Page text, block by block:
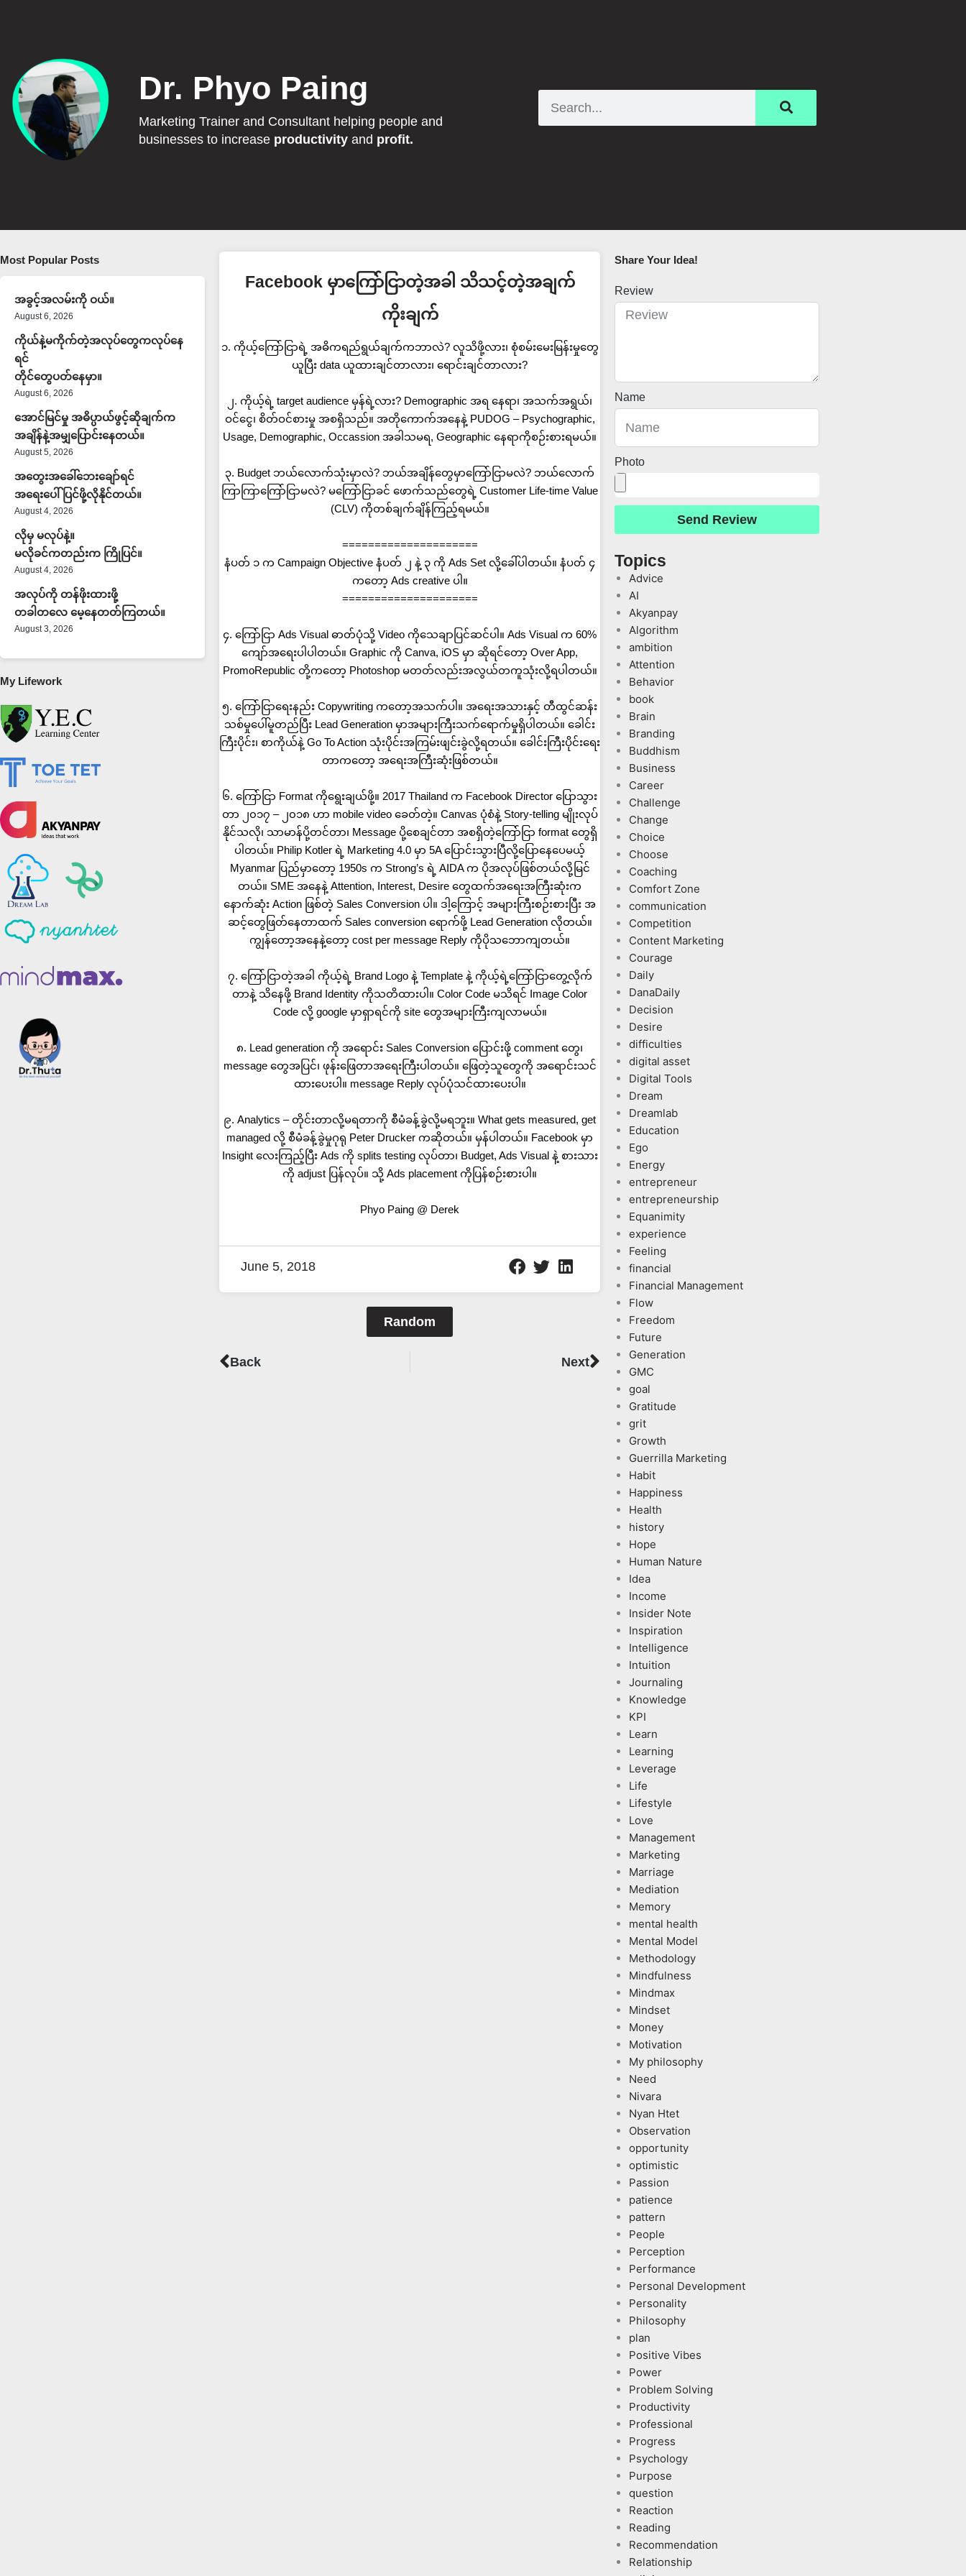
Dr. Phyo Paing
Marketing Trainer and Consultant helping people and
businesses to increase productivityand profit.
Most Popular Posts
အခွင့်အလမ်းကို ဝယ်။
August 6, 2026
ကိုယ်နဲ့မကိုက်တဲ့အလုပ်တွေကလုပ်နေ
ရင်
တိုင်တွေပတ်နေမှာ။
August 6, 2026
အောင်မြင်မှု အဓိပ္ပာယ်ဖွင့်ဆိုချက်က
အချိန်နဲ့အမျှပြောင်းနေတယ်။
August 5, 2026
အတွေးအခေါ်ဘေးချော်ရင်
အရေးပေါ်ပြင်ဖို့လိုနိုင်တယ်။
August 4, 2026
လိုမှ မလုပ်နဲ့။
မလိုခင်ကတည်းက ကြိုပြင်။
August 4, 2026
အလုပ်ကို တန်ဖိုးထားဖို့
တခါတလေ မေ့နေတတ်ကြတယ်။
August 3, 2026
My Lifework
Facebook မှာကြော်ငြာတဲ့အခါ သိသင့်တဲ့အချက်
ကိုးချက်
၁. ကိုယ့်ကြော်ငြာရဲ့ အဓိကရည်ရွယ်ချက်ကဘာလဲ? လူသိဖို့လား၊ စုံစမ်းမေးမြန်းမှုတွေ
ယူပြီး data ယူထားချင်တာလား၊ ရောင်းချင်တာလား?
၂. ကိုယ့်ရဲ့ target audience မှန်ရဲ့လား? Demographic အရ နေရာ၊ အသက်အရွယ်၊
ဝင်ငွေ၊ စိတ်ဝင်စားမှု အစရှိသည်။ အတိုကောက်အနေနဲ့ PUDOG – Psychographic,
Usage, Demographic, Occassion အခါသမရ, Geographic နေရာကိုစဉ်းစားရမယ်။
၃. Budget ဘယ်လောက်သုံးမှာလဲ? ဘယ်အချိန်တွေမှာကြော်ငြာမလဲ? ဘယ်လောက်
ကြာကြာကြော်ငြာမလဲ? မကြော်ငြာခင် ဖောက်သည်တွေရဲ့ Customer Life-time Value
(CLV) ကိုတစ်ချက်ချိန်ကြည့်ရမယ်။
=====================
နံပတ် ၁ က Campaign Objective နံပတ် ၂ နဲ့ ၃ ကို Ads Set လို့ခေါ်ပါတယ်။ နံပတ် ၄
ကတော့ Ads creative ပါ။
=====================
၄. ကြော်ငြာ Ads Visual ဓာတ်ပုံသို့ Video ကိုသေချာပြင်ဆင်ပါ။ Ads Visual က 60%
ကျော်အရေးပါပါတယ်။ Graphic ကို Canva, iOS မှာ ဆိုရင်တော့ Over App,
PromoRepublic တို့ကတော့ Photoshop မတတ်လည်းအလွယ်တကူသုံးလို့ရပါတယ်။
၅. ကြော်ငြာရေးနည်း Copywriting ကတော့အသက်ပါ။ အရေးအသားနှင့် တီထွင်ဆန်း
သစ်မှုပေါ်မူတည်ပြီး Lead Generation မှာအများကြီးသက်ရောက်မှုရှိပါတယ်။ ခေါင်း
ကြီးပိုင်း၊ စာကိုယ်နဲ့ Go To Action သုံးပိုင်းအကြမ်းဖျင်းခွဲလို့ရတယ်။ ခေါင်းကြီးပိုင်းရေး
တာကတော့ အရေးအကြီးဆုံးဖြစ်တယ်။
၆. ကြော်ငြာ Format ကိုရွေးချယ်ဖို့။ 2017 Thailand က Facebook Director ပြောသွား
တာ ၂၀၁၇ – ၂၀၁၈ ဟာ mobile video ခေတ်တဲ့။ Canvas ပုံစံနဲ့ Story-telling မျိုးလုပ်
နိုင်သလို၊ သာမာန်ပို့တင်တာ၊ Message ပို့စေချင်တာ အစရှိတဲ့ကြော်ငြာ format တွေရှိ
ပါတယ်။ Philip Kotler ရဲ့ Marketing 4.0 မှာ 5A ပြောင်းသွားပြီလို့ပြောနေပေမယ့်
Myanmar ပြည်မှာတော့ 1950s က Strong’s ရဲ့ AIDA က ပိုအလုပ်ဖြစ်တယ်လို့မြင်
တယ်။ SME အနေနဲ့ Attention, Interest, Desire တွေထက်အရေးအကြီးဆုံးက
နောက်ဆုံး Action ဖြစ်တဲ့ Sales Conversion ပါ။ ဒါ့ကြောင့် အများကြီးစဉ်းစားပြီး အ
ဆင့်တွေဖြတ်နေတာထက် Sales conversion ရောက်ဖို့ Lead Generation လိုတယ်။
ကျွန်တော့အနေနဲ့တော့ cost per message Reply ကိုပိုသဘောကျတယ်။
၇. ကြော်ငြာတဲ့အခါ ကိုယ့်ရဲ့ Brand Logo နဲ့ Template နဲ့ ကိုယ့်ရဲ့ကြော်ငြာတွေ့လိုက်
တာနဲ့ သိနေဖို့ Brand Identity ကိုသတိထားပါ။ Color Code မသိရင် Image Color
Code လို့ google မှာရှာရင်ကို site တွေအများကြီးကျလာမယ်။
၈. Lead generation ကို အရောင်း Sales Conversion ပြောင်းဖို့ comment တွေ၊
message တွေအပြင်၊ ဖုန်းဖြေတာအရေးကြီးပါတယ်။ ဖြေတဲ့သူတွေကို အရောင်းသင်
ထားပေးပါ။ message Reply လုပ်ပုံသင်ထားပေးပါ။
၉. Analytics – တိုင်းတာလို့မရတာကို စီမံခန့်ခွဲလို့မရဘူး။ What gets measured, get
managed လို့ စီမံခန့်ခွဲမှုဂုရု Peter Drucker ကဆိုတယ်။ မှန်ပါတယ်။ Facebook မှာ
Insight လေးကြည့်ပြီး Ads ကို splits testing လုပ်တာ၊ Budget, Ads Visual နဲ့ စားသား
ကို adjust ပြန်လုပ်။ သို့ Ads placement ကိုပြန်စဉ်းစားပါ။
Phyo Paing @ Derek
June 5, 2018
Random
Prev
Back NextNext
Share Your Idea!​
Review
Name
Photo
Send Review
Topics
Advice
AI
Akyanpay
Algorithm
ambition
Attention
Behavior
book
Brain
Branding
Buddhism
Business
Career
Challenge
Change
Choice
Choose
Coaching
Comfort Zone
communication
Competition
Content Marketing
Courage
Daily
DanaDaily
Decision
Desire
difficulties
digital asset
Digital Tools
Dream
Dreamlab
Education
Ego
Energy
entrepreneur
entrepreneurship
Equanimity
experience
Feeling
financial
Financial Management
Flow
Freedom
Future
Generation
GMC
goal
Gratitude
grit
Growth
Guerrilla Marketing
Habit
Happiness
Health
history
Hope
Human Nature
Idea
Income
Insider Note
Inspiration
Intelligence
Intuition
Journaling
Knowledge
KPI
Learn
Learning
Leverage
Life
Lifestyle
Love
Management
Marketing
Marriage
Mediation
Memory
mental health
Mental Model
Methodology
Mindfulness
Mindmax
Mindset
Money
Motivation
My philosophy
Need
Nivara
Nyan Htet
Observation
opportunity
optimistic
Passion
patience
pattern
People
Perception
Performance
Personal Development
Personality
Philosophy
plan
Positive Vibes
Power
Problem Solving
Productivity
Professional
Progress
Psychology
Purpose
question
Reaction
Reading
Recommendation
Relationship